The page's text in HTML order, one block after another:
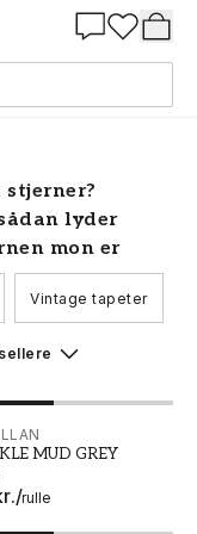
lyder
mon er
og store, i
mørkeblå
med stjerner.
Vintage tapeter
MUD GREY
/rulle
MUD GREY -